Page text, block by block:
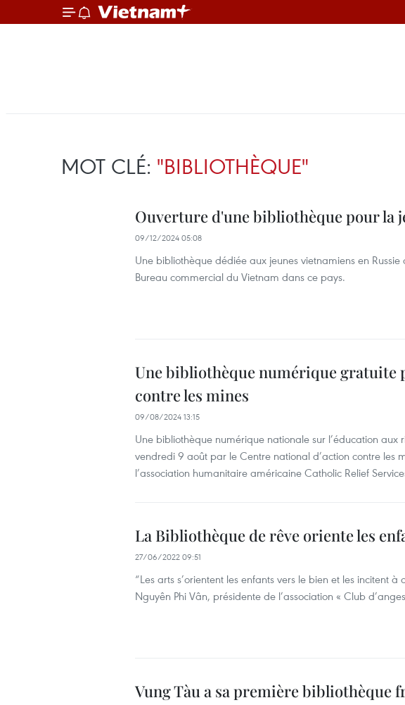
MOT CLÉ: "BIBLIOTHÈQUE"
Ouverture d'une bibliothèque pour la
09/12/2024 05:08
Une bibliothèque dédiée aux jeunes vietnamiens en
Bureau commercial du Vietnam dans ce pays.
Une bibliothèque numérique gratuite
contre les mines
09/08/2024 13:15
Une bibliothèque numérique nationale sur l’éducation aux
vendredi 9 août par le Centre national d’action contre les
l’association humanitaire américaine Catholic Relief
La Bibliothèque de rêve oriente les
27/06/2022 09:51
“Les arts s’orientent les enfants vers le bien et les incitent
Nguyên Phi Vân, présidente de l’association « Club
Vung Tàu a sa première bibliothèque